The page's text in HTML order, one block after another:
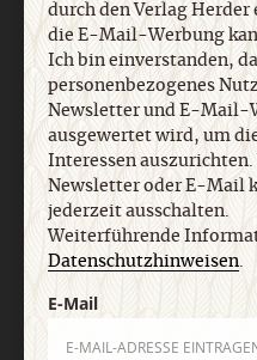
durch den Verlag
die E-Mail-Werbung
Ich bin einverstanden,
personenbezogenes
Newsletter und E-Mail-
ausgewertet wird, um
Interessen
Newsletter oder E-Mail
jederzeit ausschalten.
Weiterführende
Datenschutzhinweisen.
E-Mail